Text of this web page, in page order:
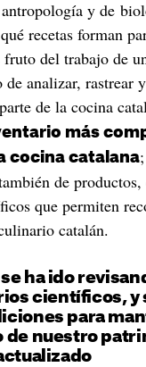
y de
recetas forman
fruto del trabajo de
analizar, rastrear
de la cocina
más
cocina catalana
de
que permiten
catalán.
se ha ido
científicos, y
para
de nuestro